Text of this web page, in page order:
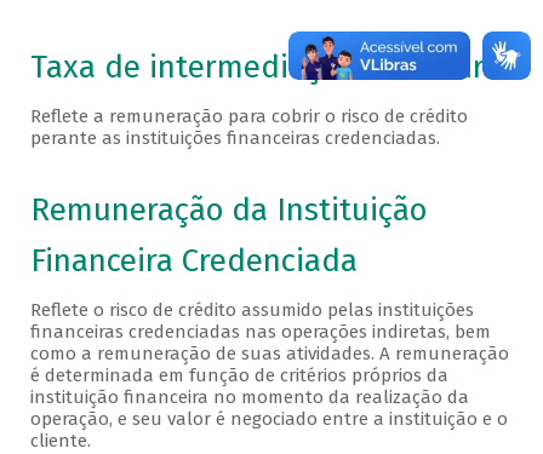
Taxa de intermediação financeira
Reflete a remuneração para cobrir o risco de crédito
perante as instituições financeiras credenciadas.
Remuneração da Instituição
Financeira Credenciada
Reflete o risco de crédito assumido pelas instituições
financeiras credenciadas nas operações indiretas, bem
como a remuneração de suas atividades. A remuneração
é determinada em função de critérios próprios da
instituição financeira no momento da realização da
operação, e seu valor é negociado entre a instituição e o
cliente.